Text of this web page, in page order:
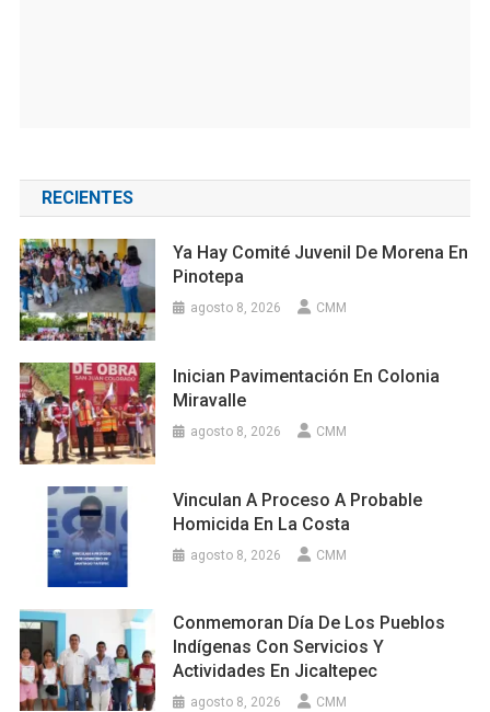
RECIENTES
Ya Hay Comité Juvenil De Morena En
Pinotepa
agosto 8, 2026 CMM
Inician Pavimentación En Colonia
Miravalle
agosto 8, 2026 CMM
Vinculan A Proceso A Probable
Homicida En La Costa
agosto 8, 2026 CMM
Conmemoran Día De Los Pueblos
Indígenas Con Servicios Y
Actividades En Jicaltepec
agosto 8, 2026 CMM